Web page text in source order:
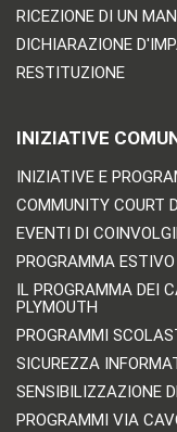
RICEZIONE DI UN
DICHIARAZIONE
RESTITUZIONE
INIZIATIVE
INIZIATIVE E
COMMUNITY COURT
EVENTI DI
PROGRAMMA ESTIVO
IL PROGRAMMA DEI
PLYMOUTH
PROGRAMMI
SICUREZZA
SENSIBILIZZAZIONE
PROGRAMMI VIA